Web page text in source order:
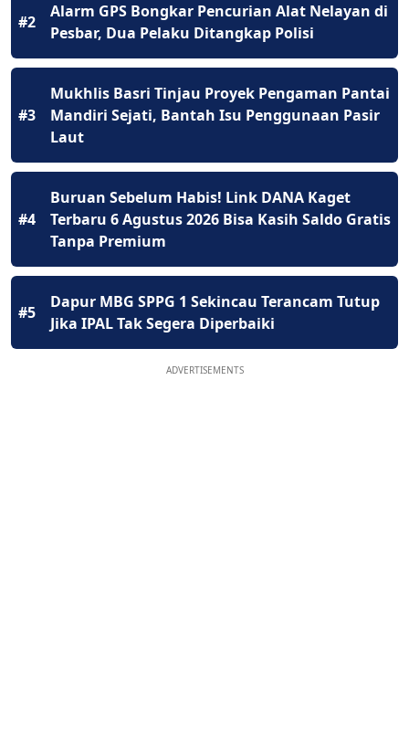
#2
Alarm GPS Bongkar Pencurian Alat Nelayan di
Pesbar, Dua Pelaku Ditangkap Polisi
#3
Mukhlis Basri Tinjau Proyek Pengaman Pantai
Mandiri Sejati, Bantah Isu Penggunaan Pasir
Laut
#4
Buruan Sebelum Habis! Link DANA Kaget
Terbaru 6 Agustus 2026 Bisa Kasih Saldo Gratis
Tanpa Premium
#5
Dapur MBG SPPG 1 Sekincau Terancam Tutup
Jika IPAL Tak Segera Diperbaiki
ADVERTISEMENTS